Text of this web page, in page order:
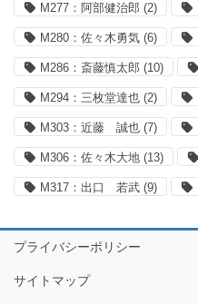
M277：阿部健治郎 (2)
M280：佐々木勇気 (6)
M286：斎藤慎太郎 (10)
M294：三枚堂達也 (2)
M303：近藤 誠也 (7)
M306：佐々木大地 (13)
M317：出口 若武 (9)
プライバシーポリシー
サイトマップ